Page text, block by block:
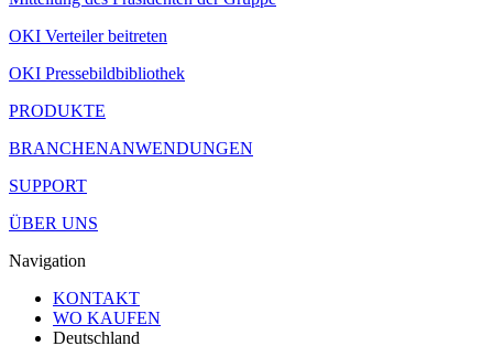
OKI Verteiler beitreten
OKI Pressebildbibliothek
PRODUKTE
BRANCHENANWENDUNGEN
SUPPORT
ÜBER UNS
Navigation
KONTAKT
WO KAUFEN
Deutschland